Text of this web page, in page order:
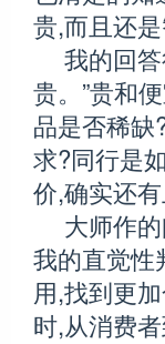
贵,而且还是
我的回
贵。”贵和
品是否稀缺
求?同行是
价,确实还有
大师作
我的直觉性
用,找到更
时,从消费